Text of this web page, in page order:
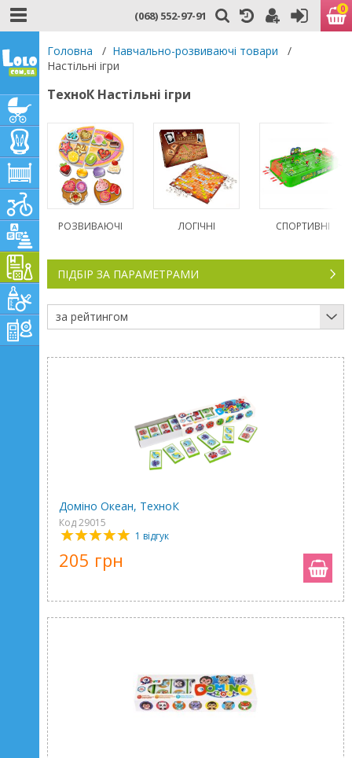
(068) 552-97-91 0
Головна / Навчально-розвиваючі товари
/
Настільні ігри
ТехноК Настільні ігри
РОЗВИВАЮЧІ ЛОГІЧНІ СПОРТИВНІ
ПІДБІР ЗА ПАРАМЕТРАМИ
за рейтингом
Доміно Океан, ТехноК
Код 29015
1 відгук
205 грн